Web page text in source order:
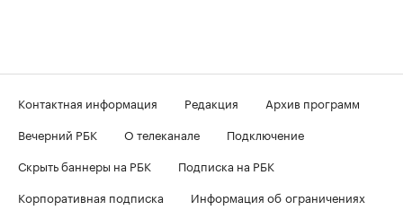
Контактная информация Редакция
Архив программ
Вечерний РБК
О телеканале
Подключение
Скрыть баннеры на РБК
Подписка на РБК
Корпоративная подписка
Информация об ограничениях